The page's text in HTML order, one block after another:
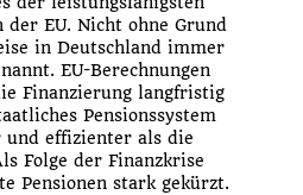
der EU. Nicht ohne Grund
in Deutschland immer
EU-Berechnungen
Finanzierung langfristig
Pensionssystem
effizienter als die
Folge der Finanzkrise
Pensionen stark gekürzt.